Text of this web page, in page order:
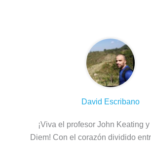
David Escribano
¡Viva el profesor John Keating
Diem! Con el corazón dividido